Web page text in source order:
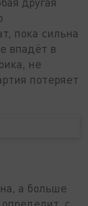
пока сильна
впадёт в
не
потеряет
а больше